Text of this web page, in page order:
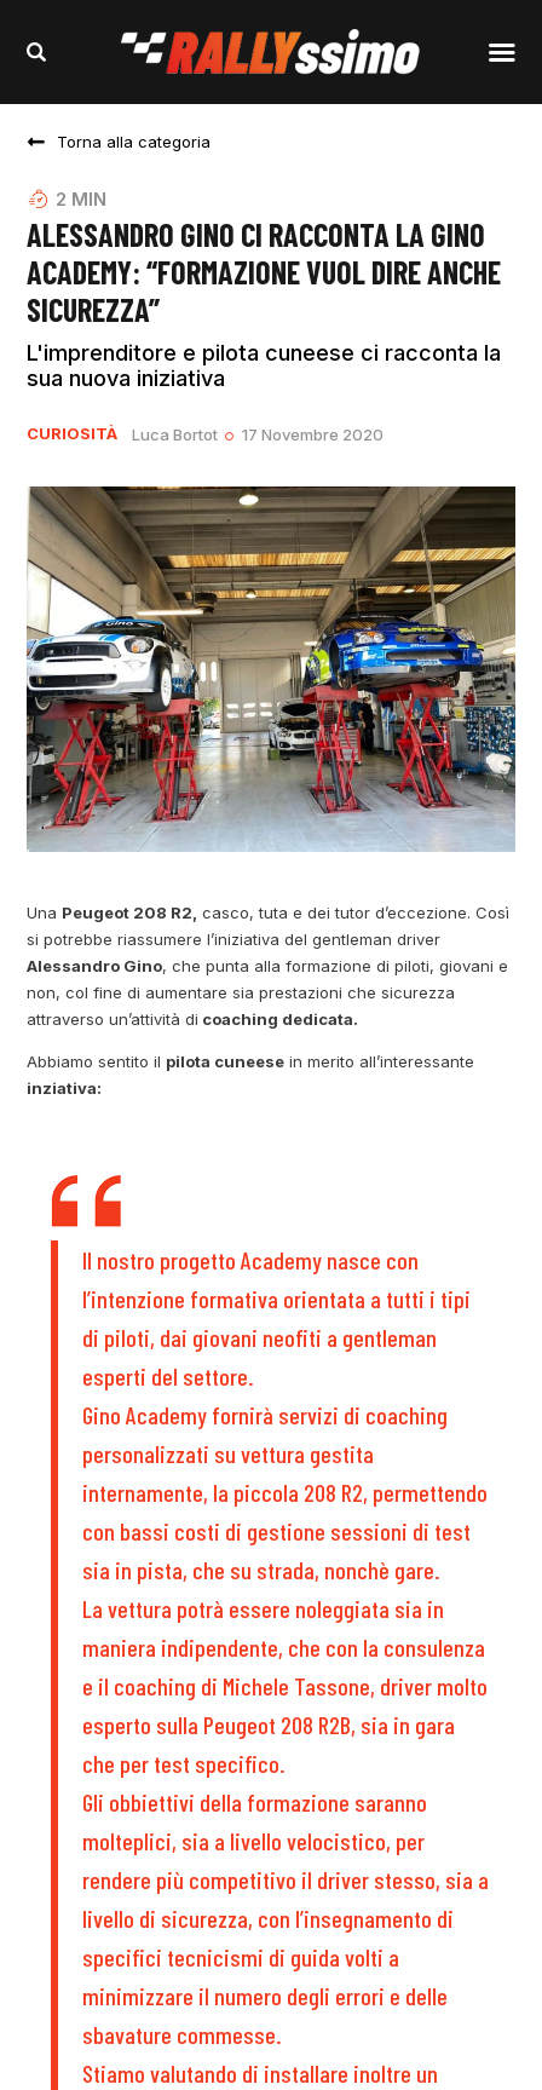
Torna alla categoria
2 MIN
ALESSANDRO GINO CI RACCONTA LA GINO
ACADEMY: “FORMAZIONE VUOL DIRE ANCHE
SICUREZZA”
L'imprenditore e pilota cuneese ci racconta la
sua nuova iniziativa
CURIOSITÀ Luca Bortot 17 Novembre 2020
Una Peugeot 208 R2, casco, tuta e dei tutor d’eccezione. Così
si potrebbe riassumere l’iniziativa del gentleman driver
Alessandro Gino, che punta alla formazione di piloti, giovani e
non, col fine di aumentare sia prestazioni che sicurezza
attraverso un’attività di coaching dedicata.
Abbiamo sentito il pilota cuneese in merito all’interessante
inziativa:
Il nostro progetto Academy nasce con
l’intenzione formativa orientata a tutti i tipi
di piloti, dai giovani neofiti a gentleman
esperti del settore.
Gino Academy fornirà servizi di coaching
personalizzati su vettura gestita
internamente, la piccola 208 R2, permettendo
con bassi costi di gestione sessioni di test
sia in pista, che su strada, nonchè gare.
La vettura potrà essere noleggiata sia in
maniera indipendente, che con la consulenza
e il coaching di Michele Tassone, driver molto
esperto sulla Peugeot 208 R2B, sia in gara
che per test specifico.
Gli obbiettivi della formazione saranno
molteplici, sia a livello velocistico, per
rendere più competitivo il driver stesso, sia a
livello di sicurezza, con l’insegnamento di
specifici tecnicismi di guida volti a
minimizzare il numero degli errori e delle
sbavature commesse.
Stiamo valutando di installare inoltre un